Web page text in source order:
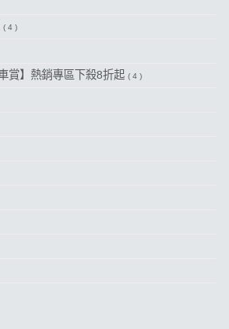
( 4 )
賞】熱銷專區下殺8折起 ( 4 )